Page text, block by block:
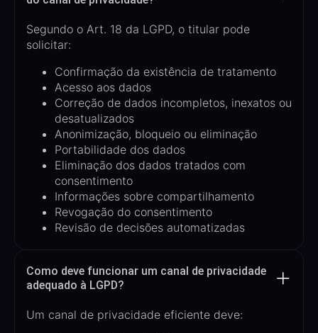
Segundo o Art. 18 da LGPD, o titular pode
solicitar:
Confirmação da existência de tratamento
Acesso aos dados
Correção de dados incompletos, inexatos ou
desatualizados
Anonimização, bloqueio ou eliminação
Portabilidade dos dados
Eliminação dos dados tratados com
consentimento
Informações sobre compartilhamento
Revogação do consentimento
Revisão de decisões automatizadas
Como deve funcionar um canal de privacidade
adequado à LGPD?
Um canal de privacidade eficiente deve: